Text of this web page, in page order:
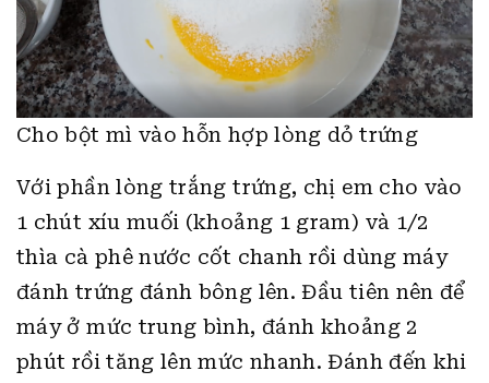
Cho bột mì vào hỗn hợp lòng dỏ trứng
Với phần lòng trắng trứng, chị em cho vào
1 chút xíu muối (khoảng 1 gram) và 1/2
thìa cà phê nước cốt chanh rồi dùng máy
đánh trứng đánh bông lên. Đầu tiên nên để
máy ở mức trung bình, đánh khoảng 2
phút rồi tăng lên mức nhanh. Đánh đến khi